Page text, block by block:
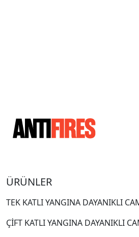
ÜRÜNLER
TEK KATLI YANGINA DAYANIKLI
ÇİFT KATLI YANGINA DAYANIKLI